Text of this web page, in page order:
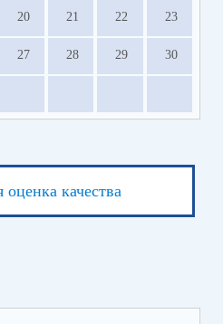
20 21 22 23
27 28 29 30
оценка качества